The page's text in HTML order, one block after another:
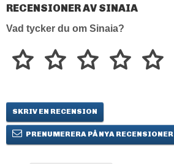
RECENSIONER AV SINAIA
Vad tycker du om Sinaia?
SKRIV EN RECENSION
PRENUMERERA PÅ NYA RECENSIONER